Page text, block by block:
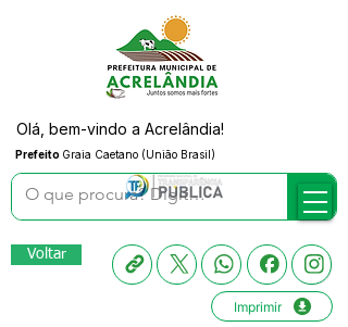
Prefeito Graia Caetano (União Brasil)
Olá, bem-vindo a Acrelândia!
Voltar
Imprimir